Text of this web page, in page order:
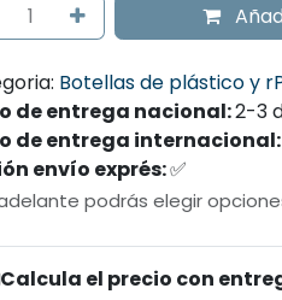
Botellas de plástico y
de entrega nacional:2-3
de entrega internacional:
envío exprés:✅
podrás elegir
Calcula el precio con